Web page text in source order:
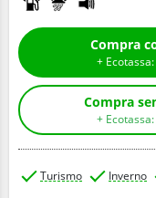
Turismo Inverno